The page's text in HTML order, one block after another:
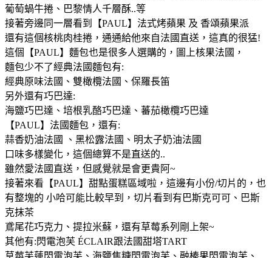
葡萄蝸牛捲、巴黎情人千層酥..等
接著旁邊同一層看到【PAUL】法式烤蘋果 及 香頌蘋果派
還有這個核桃肉桂捲，通通給他來自法國直送，這真的很猛!
這個【PAUL】麵包也是很多人選購的，圖上核果法國，
麵包少不了經典法國麵包有:
經典原味法國、雙橄欖法國、保羅長笛
另外還有巧巴達:
海鹽巧巴達、培根乳酪巧巴達、蕃茄橄欖巧巴達
【PAUL】法國麵包，還有:
蒜香奶油法國 、黑松露法國、明太子奶油法國
口味多樣變化，這個總算不是直送的..
雖然愛法國直送，但感覺就是會更貴阿~
接著來看【PAUL】甜點蛋糕區域啦，這邊有小份/切片的，也
有整塊的 小哈可能比較早到，切片看到有巴斯克可可、巴斯
克抹茶
鳶尾花巧克力、提拉米蘇，還有草莓系列剛上架~
其他有:閃電泡芙 ÉCLAIR跟法國甜塔TART
草莓芙蓮閃電泡芙、海鹽焦糖閃電泡芙、融榛果閃電泡芙、